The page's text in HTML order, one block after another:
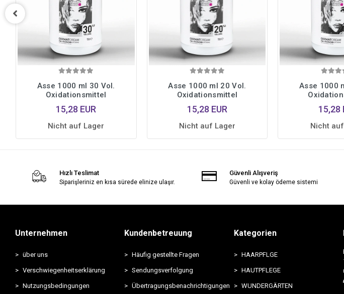
Asse 1000 ml 30 Vol.
Oxidationsmittel
15,28 EUR
Nicht auf Lager
Asse 1000 ml 20 Vol.
Oxidationsmittel
15,28 EUR
Nicht auf Lager
Asse 1000
15,28
Nicht
Hızlı Teslimat
Siparişleriniz en kısa sürede elinize ulaşır.
Güvenli Alışveriş
Güvenli ve kolay ödeme sistemi
Unternehmen
über uns
Verschwiegenheitserklärung
Nutzungsbedingungen
Kundenbetreuung
Häufig gestellte Fragen
Sendungsverfolgung
Übertragungsbenachrichtigungen
Kategorien
HAARPFLGE
HAUTPFLEGE
WUNDERGÄRTEN